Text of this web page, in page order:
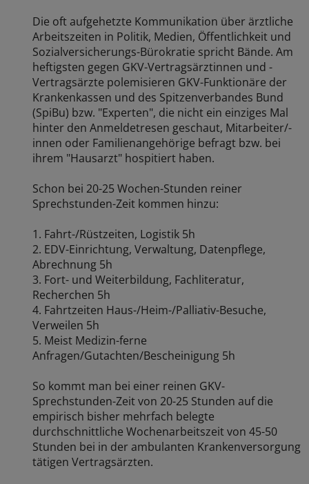
Die oft aufgehetzte Kommunikation über ärztliche
Arbeitszeiten in Politik, Medien, Öffentlichkeit und
Sozialversicherungs-Bürokratie spricht Bände. Am
heftigsten gegen GKV-Vertragsärztinnen und -
Vertragsärzte polemisieren GKV-Funktionäre der
Krankenkassen und des Spitzenverbandes Bund
(SpiBu) bzw. "Experten", die nicht ein einziges Mal
hinter den Anmeldetresen geschaut, Mitarbeiter/-
innen oder Familienangehörige befragt bzw. bei
ihrem "Hausarzt" hospitiert haben.
Schon bei 20-25 Wochen-Stunden reiner
Sprechstunden-Zeit kommen hinzu:
1. Fahrt-/Rüstzeiten, Logistik 5h
2. EDV-Einrichtung, Verwaltung, Datenpflege,
Abrechnung 5h
3. Fort- und Weiterbildung, Fachliteratur,
Recherchen 5h
4. Fahrtzeiten Haus-/Heim-/Palliativ-Besuche,
Verweilen 5h
5. Meist Medizin-ferne
Anfragen/Gutachten/Bescheinigung 5h
So kommt man bei einer reinen GKV-
Sprechstunden-Zeit von 20-25 Stunden auf die
empirisch bisher mehrfach belegte
durchschnittliche Wochenarbeitszeit von 45-50
Stunden bei in der ambulanten Krankenversorgung
tätigen Vertragsärzten.